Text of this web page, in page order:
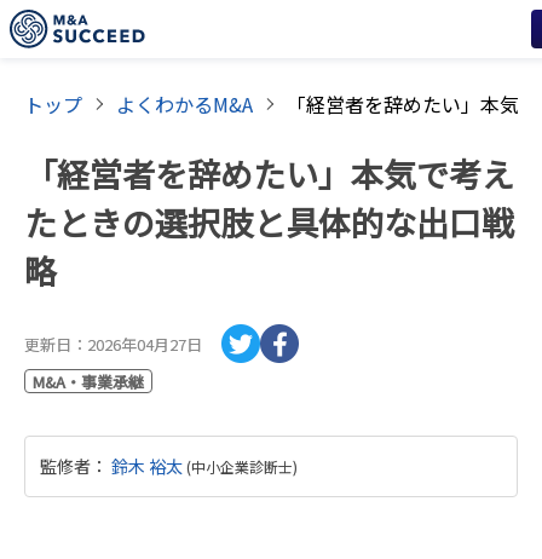
トップ よくわかるM&A
「経営者を辞めたい」本気で考え
たときの選択肢と具体的な出口戦
略
更新日： 2026年04月27日
M&A・事業承継
監修者 ： 鈴木 裕太(中小企業診断士)